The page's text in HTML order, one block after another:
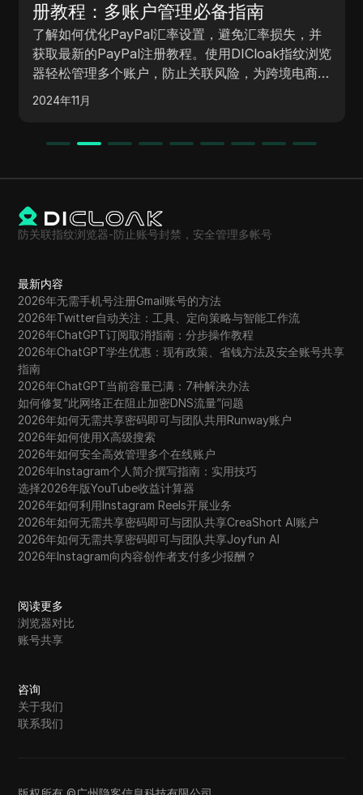
册教程：多账户管理必备指南
了解如何优化PayPal汇率设置，避免汇率损失，并
获取最新的PayPal注册教程。使用DICloak指纹浏览
器轻松管理多个账户，防止关联风险，为跨境电商运
营提供全面保障。
2024年11月
防关联指纹浏览器-防止账号封禁，安全管理多帐号
最新内容
2026年无需手机号注册Gmail账号的方法
2026年Twitter自动关注：工具、定向策略与智能工作流
2026年ChatGPT订阅取消指南：分步操作教程
2026年ChatGPT学生优惠：现有政策、省钱方法及安全账号共享
指南
2026年ChatGPT当前容量已满：7种解决办法
如何修复“此网络正在阻止加密DNS流量”问题
2026年如何无需共享密码即可与团队共用Runway账户
2026年如何使用X高级搜索
2026年如何安全高效管理多个在线账户
2026年Instagram个人简介撰写指南：实用技巧
选择2026年版YouTube收益计算器
2026年如何利用Instagram Reels开展业务
2026年如何无需共享密码即可与团队共享CreaShort AI账户
2026年如何无需共享密码即可与团队共享Joyfun AI
2026年Instagram向内容创作者支付多少报酬？
阅读更多
浏览器对比
账号共享
咨询
关于我们
联系我们